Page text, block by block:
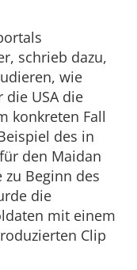
schrieb dazu,
wie
USA die
konkreten Fall
des in
den Maidan
Beginn des
die
mit einem
Clip